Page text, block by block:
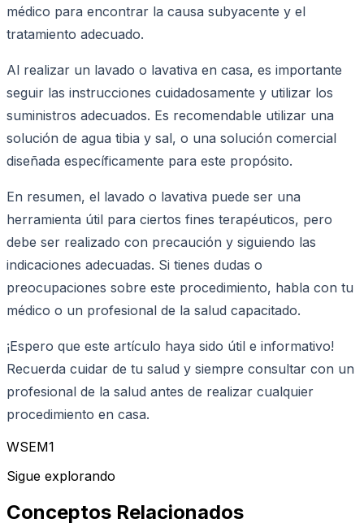
médico para encontrar la causa subyacente y el
tratamiento adecuado.
Al realizar un lavado o lavativa en casa, es importante
seguir las instrucciones cuidadosamente y utilizar los
suministros adecuados. Es recomendable utilizar una
solución de agua tibia y sal, o una solución comercial
diseñada específicamente para este propósito.
En resumen, el lavado o lavativa puede ser una
herramienta útil para ciertos fines terapéuticos, pero
debe ser realizado con precaución y siguiendo las
indicaciones adecuadas. Si tienes dudas o
preocupaciones sobre este procedimiento, habla con tu
médico o un profesional de la salud capacitado.
¡Espero que este artículo haya sido útil e informativo!
Recuerda cuidar de tu salud y siempre consultar con un
profesional de la salud antes de realizar cualquier
procedimiento en casa.
WSEM1
Sigue explorando
Conceptos Relacionados